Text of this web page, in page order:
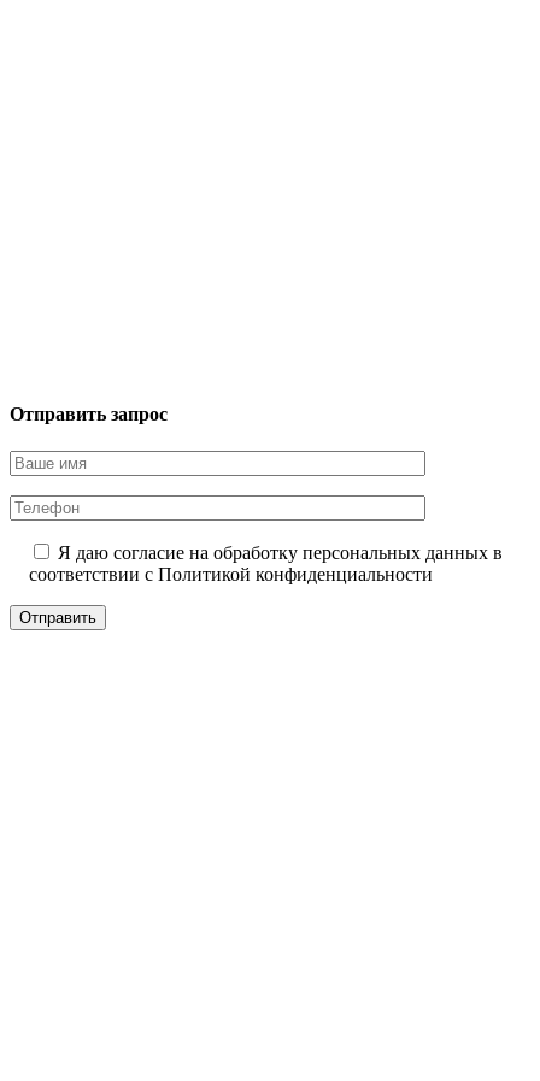
Отправить запрос
Я даю согласие на обработку персональных данных в
соответствии с Политикой конфиденциальности